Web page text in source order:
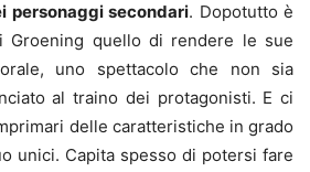
personaggi secondari. Dopotutto è
Groening quello di rendere le sue
uno spettacolo che non sia
al traino dei protagonisti. E ci
delle caratteristiche in grado
unici. Capita spesso di potersi fare